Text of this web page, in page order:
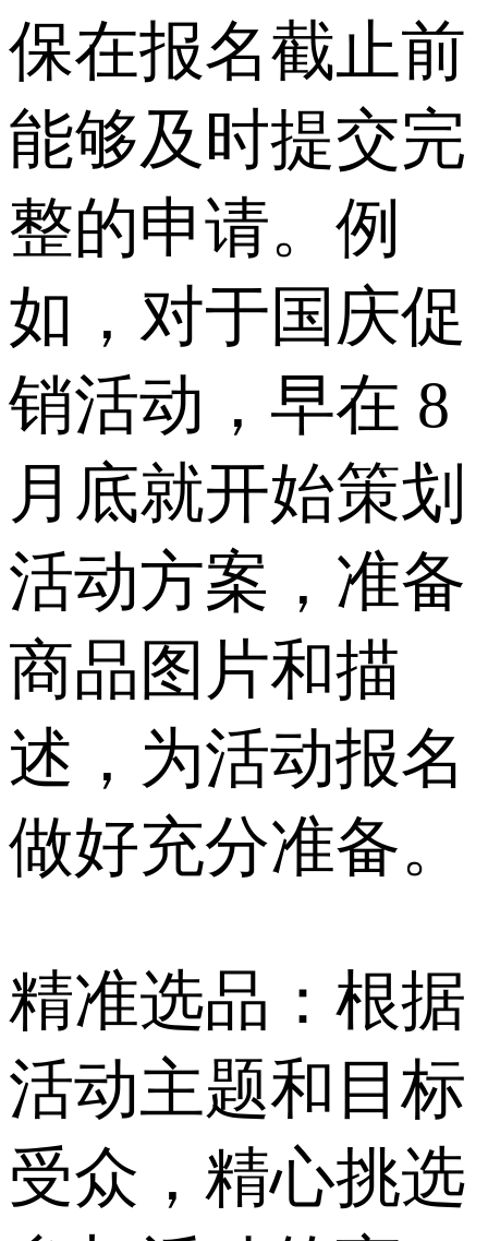
保在报名截止前
能够及时提交完
整的申请。例
如，对于国庆促
销活动，早在 8
月底就开始策划
活动方案，准备
商品图片和描
述，为活动报名
做好充分准备。
精准选品：根据
活动主题和目标
受众，精心挑选